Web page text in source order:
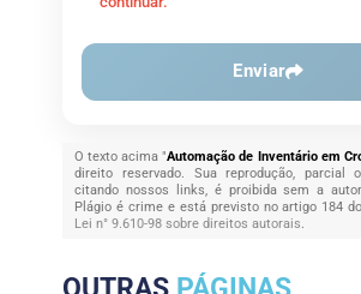
Enviar
O texto acima "Automação de Inventário em
direito reservado. Sua reprodução, parcial
citando nossos links, é proibida sem a
Plágio é crime e está previsto no artigo 184
Lei n° 9.610-98 sobre direitos autorais.